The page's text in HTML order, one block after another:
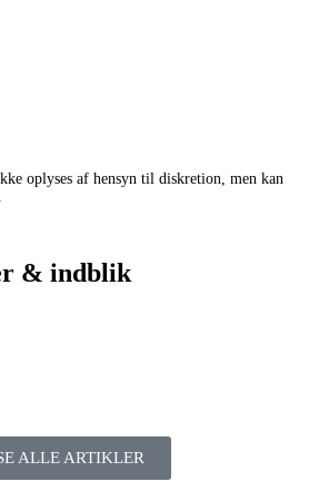
oplyses af hensyn til diskretion, men kan
& indblik
ALLE ARTIKLER